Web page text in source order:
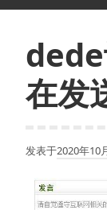
在发
发表于2020年10